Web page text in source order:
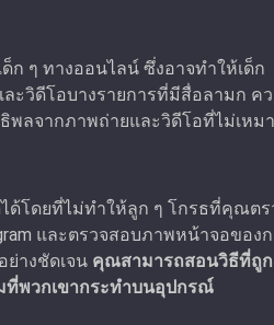
ๆ ทางออนไลน์ ซึ่งอาจทําให้เด็ก
ะวิดีโอบางรายการที่มีสื่อลามก ค
พลจากภาพถ่ายและวิดีโอที่ไม่เหม
ได้โดยที่ไม่ทำให้ลูก ๆ โกรธที่คุณตร
และตรวจสอบภาพหน้าจอของ
ย่างชัดเจน คุณสามารถสอนวิธีที่ถูก
ที่พวกเขากระทำบนอุปกรณ์